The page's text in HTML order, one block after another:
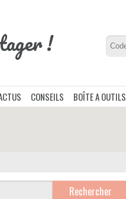
!
CONSEILS BOÎTE A OUTILS
Rechercher